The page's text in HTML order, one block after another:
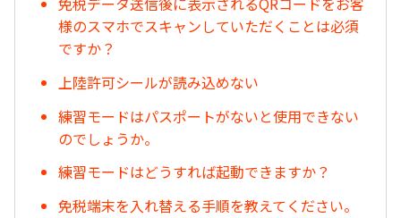
様のスマホでスキャンしていただくことは必須
ですか？
上陸許可シールが読み込めない
練習モードはパスポートがないと使用できない
のでしょうか。
練習モードはどうすれば起動できますか？
免税端末を入れ替える手順を教えてください。